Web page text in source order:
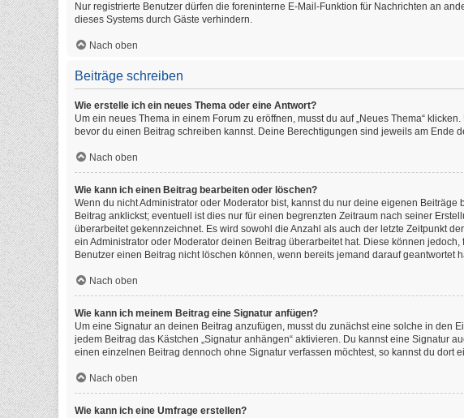
Nur registrierte Benutzer dürfen die foreninterne E-Mail-Funktion für Nachrichten an
dieses Systems durch Gäste verhindern.
Nach oben
Beiträge schreiben
Wie erstelle ich ein neues Thema oder eine Antwort?
Um ein neues Thema in einem Forum zu eröffnen, musst du auf „Neues Thema“
bevor du einen Beitrag schreiben kannst. Deine Berechtigungen sind jeweils am Ende
Nach oben
Wie kann ich einen Beitrag bearbeiten oder löschen?
Wenn du nicht Administrator oder Moderator bist, kannst du nur deine eigenen
Beitrag anklickst; eventuell ist dies nur für einen begrenzten Zeitraum nach seiner
überarbeitet gekennzeichnet. Es wird sowohl die Anzahl als auch der letzte Zeitpunkt
ein Administrator oder Moderator deinen Beitrag überarbeitet hat. Diese können
Benutzer einen Beitrag nicht löschen können, wenn bereits jemand darauf geantwortet
Nach oben
Wie kann ich meinem Beitrag eine Signatur anfügen?
Um eine Signatur an deinen Beitrag anzufügen, musst du zunächst eine solche in den
jedem Beitrag das Kästchen „Signatur anhängen“ aktivieren. Du kannst eine Signatur
einen einzelnen Beitrag dennoch ohne Signatur verfassen möchtest, so kannst du dort
Nach oben
Wie kann ich eine Umfrage erstellen?